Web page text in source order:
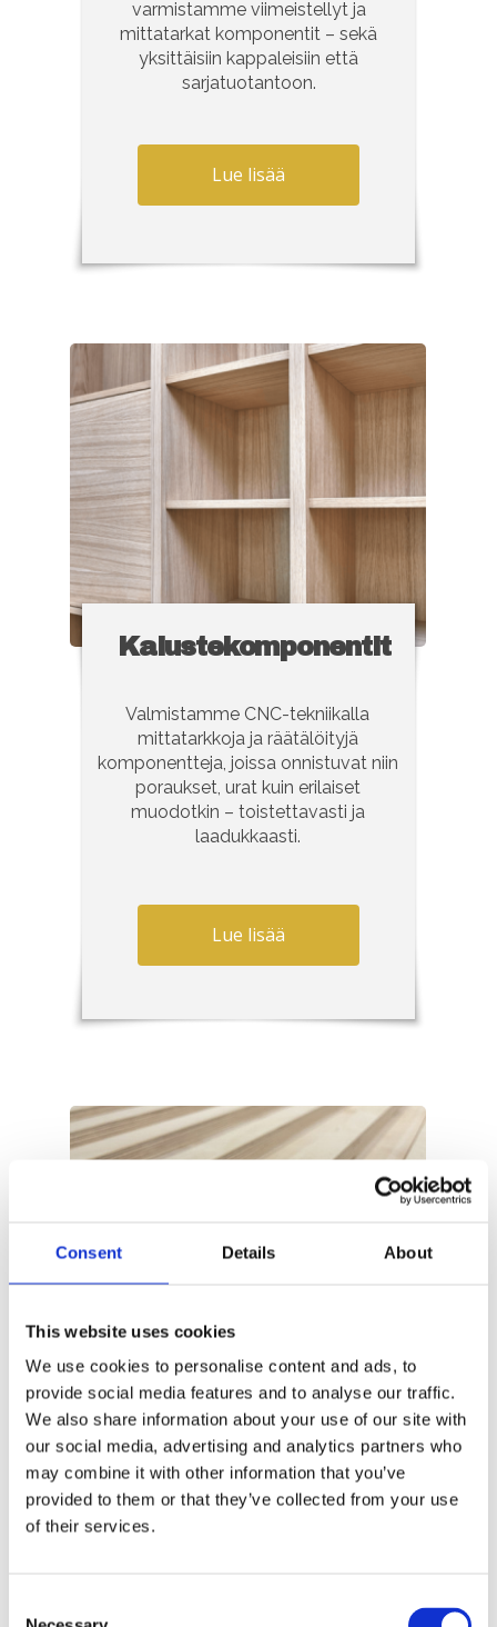
Consent Details About
This website uses cookies
We use cookies to personalise content and ads, to
provide social media features and to analyse our traffic.
We also share information about your use of our site with
our social media, advertising and analytics partners who
may combine it with other information that you’ve
provided to them or that they’ve collected from your use
of their services.
Lue lisää
varmistamme viimeistellyt ja
mittatarkat komponentit – sekä
yksittäisiin kappaleisiin että
sarjatuotantoon.
Kalustekomponentit
Lue lisää
Valmistamme CNC-tekniikalla
mittatarkkoja ja räätälöityjä
komponentteja, joissa onnistuvat niin
poraukset, urat kuin erilaiset
muodotkin – toistettavasti ja
laadukkaasti.
Muotit ja sapluunat
Valmistamme CNC-tekniikalla
huipputarkat ja yksilölliset muotit ja